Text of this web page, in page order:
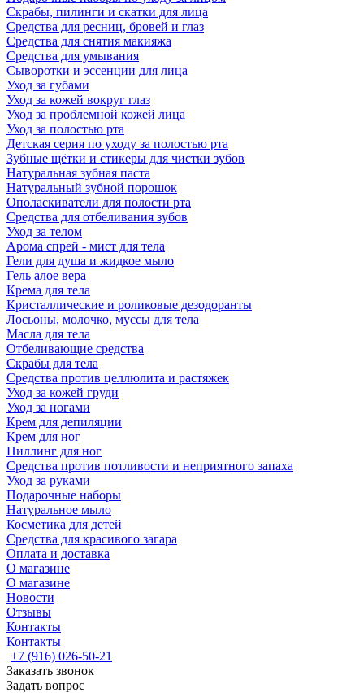
Скрабы, пилинги и скатки для лица
Средства для ресниц, бровей и глаз
Средства для снятия макияжа
Средства для умывания
Сыворотки и эссенции для лица
Уход за губами
Уход за кожей вокруг глаз
Уход за проблемной кожей лица
Уход за полостью рта
Детская серия по уходу за полостью рта
Зубные щётки и стикеры для чистки зубов
Натуральная зубная паста
Натуральный зубной порошок
Ополаскиватели для полости рта
Средства для отбеливания зубов
Уход за телом
Арома спрей - мист для тела
Гели для душа и жидкое мыло
Гель алое вера
Крема для тела
Кристаллические и роликовые дезодоранты
Лосьоны, молочко, муссы для тела
Масла для тела
Отбеливающие средства
Скрабы для тела
Средства против целлюлита и растяжек
Уход за кожей груди
Уход за ногами
Крем для депиляции
Крем для ног
Пиллинг для ног
Средства против потливости и неприятного запаха
Уход за руками
Подарочные наборы
Натуральное мыло
Косметика для детей
Средства для красивого загара
Оплата и доставка
О магазине
О магазине
Новости
Отзывы
Контакты
Контакты
+7 (916) 026-50-21
Заказать звонок
Задать вопрос